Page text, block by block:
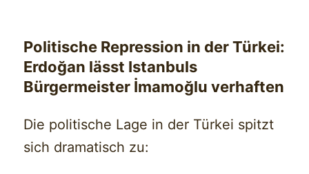
Politische Repression in der Türkei:
Erdoğan lässt Istanbuls
Bürgermeister İmamoğlu verhaften
Die politische Lage in der Türkei spitzt
sich dramatisch zu: